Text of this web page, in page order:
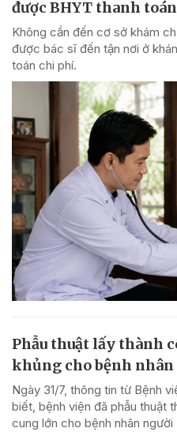
được BHYT thanh
Không cần đến cơ sở khám
được bác sĩ đến tận nơi ở
toán chi phí.
Phẫu thuật lấy thành
khủng cho bệnh nhân
Ngày 31/7, thông tin từ Bệnh
biết, bệnh viện đã phẫu thuật
cung lớn cho bệnh nhân người